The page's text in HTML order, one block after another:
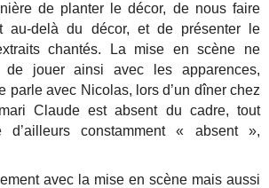
de planter le décor, de nous faire
au-delà du décor, et de présenter le
chantés. La mise en scène ne
de jouer ainsi avec les apparences,
parle avec Nicolas, lors d’un dîner chez
Claude est absent du cadre, tout
d’ailleurs constamment « absent »,
avec la mise en scène mais aussi